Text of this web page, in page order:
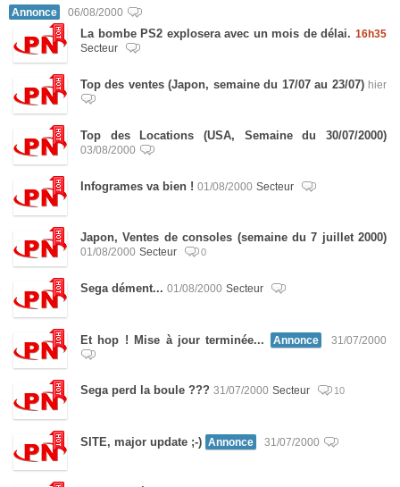
Annonce 06/08/2000
La bombe PS2 explosera avec un mois de délai. 16h35
Secteur
Top des ventes (Japon, semaine du 17/07 au 23/07) hier
Top des Locations (USA, Semaine du 30/07/2000)
03/08/2000
Infogrames va bien ! 01/08/2000 Secteur
Japon, Ventes de consoles (semaine du 7 juillet 2000)
01/08/2000 Secteur 0
Sega dément... 01/08/2000 Secteur
Et hop ! Mise à jour terminée... Annonce 31/07/2000
Sega perd la boule ??? 31/07/2000 Secteur 10
SITE, major update ;-) Annonce 31/07/2000